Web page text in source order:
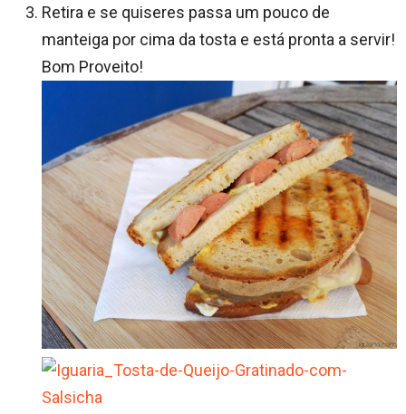
Retira e se quiseres passa um pouco de
manteiga por cima da tosta e está pronta a servir!
Bom Proveito!